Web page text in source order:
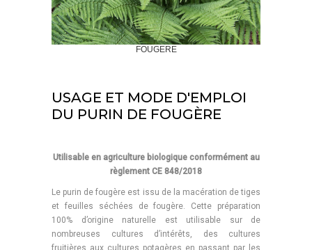
FOUGERE
USAGE ET MODE D'EMPLOI
DU PURIN DE FOUGÈRE
Utilisable en agriculture biologique conformément au
règlement CE 848/2018
Le purin de fougère est issu de la macération de tiges
et feuilles séchées de fougère. Cette préparation
100% d’origine naturelle est utilisable sur de
nombreuses cultures d’intérêts, des cultures
fruitières aux cultures potagères en passant par les